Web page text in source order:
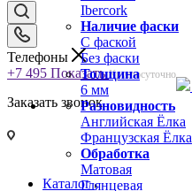
Ibercork
Наличие фаски
С фаской
Без фаски
Толщина
6 мм
Разновидность
Английская Ёлка
Французская Ёлка
Обработка
Матовая
Глянцевая
Телефоны
+7 495 Показать Круглосуточно
Заказать звонок
Каталог